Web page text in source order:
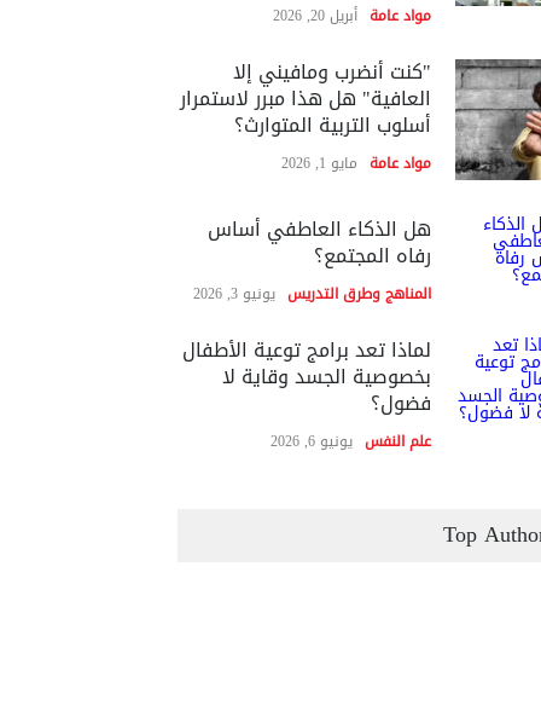
مواد عامة أبريل 20, 2026
"كنت أنضرب ومافيني إلا
العافية" هل هذا مبرر لاستمرار
أسلوب التربية المتوارث؟
مواد عامة مايو 1, 2026
هل الذكاء العاطفي أساس
رفاه المجتمع؟
المناهج وطرق التدريس يونيو 3, 2026
لماذا تعد برامج توعية الأطفال
بخصوصية الجسد وقاية لا
فضول؟
علم النفس يونيو 6, 2026
Top